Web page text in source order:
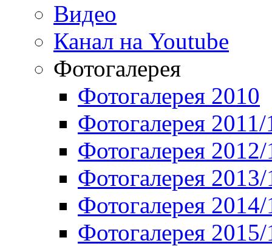
Видео
Канал на Youtube
Фотогалерея
Фотогалерея 2010
Фотогалерея 2011/
Фотогалерея
Фотогалерея
Фотогалерея
Фотогалерея